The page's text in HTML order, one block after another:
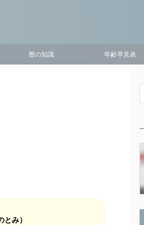
暦の知識 年齢早見表
み）